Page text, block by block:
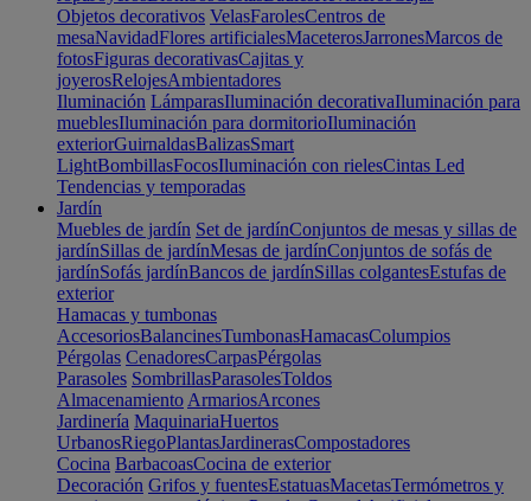
Objetos decorativos VelasFarolesCentros de
mesaNavidadFlores artificialesMaceterosJarronesMarcos de
fotosFiguras decorativasCajitas y
joyerosRelojesAmbientadores
Iluminación LámparasIluminación decorativaIluminación para
mueblesIluminación para dormitorioIluminación
exteriorGuirnaldasBalizasSmart
LightBombillasFocosIluminación con rielesCintas Led
Tendencias y temporadas
Jardín
Muebles de jardín Set de jardínConjuntos de mesas y sillas de
jardínSillas de jardínMesas de jardínConjuntos de sofás de
jardínSofás jardínBancos de jardínSillas colgantesEstufas de
exterior
Hamacas y tumbonas
AccesoriosBalancinesTumbonasHamacasColumpios
Pérgolas CenadoresCarpasPérgolas
Parasoles SombrillasParasolesToldos
Almacenamiento ArmariosArcones
Jardinería MaquinariaHuertos
UrbanosRiegoPlantasJardinerasCompostadores
Cocina BarbacoasCocina de exterior
Decoración Grifos y fuentesEstatuasMacetasTermómetros y